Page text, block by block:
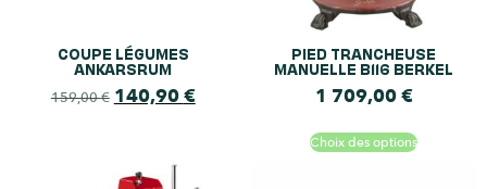
COUPE LÉGUMES
ANKARSRUM
159,00€ 140,90€
PIED TRANCHEUSE
MANUELLE B116 BERKEL
1 709,00€
Choix des options